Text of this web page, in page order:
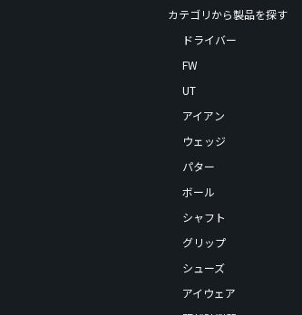
カテゴリから製品を探す
ドライバー
FW
UT
アイアン
ウェッジ
パター
ボール
シャフト
グリップ
シューズ
アイウェア